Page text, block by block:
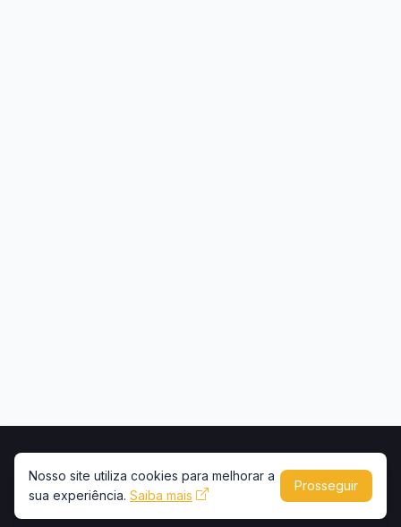
Copyright © 2026 -Portal Caminhões e Carretas
Nosso site utiliza cookies para melhorar a
sua experiência. Saiba mais
Prosseguir